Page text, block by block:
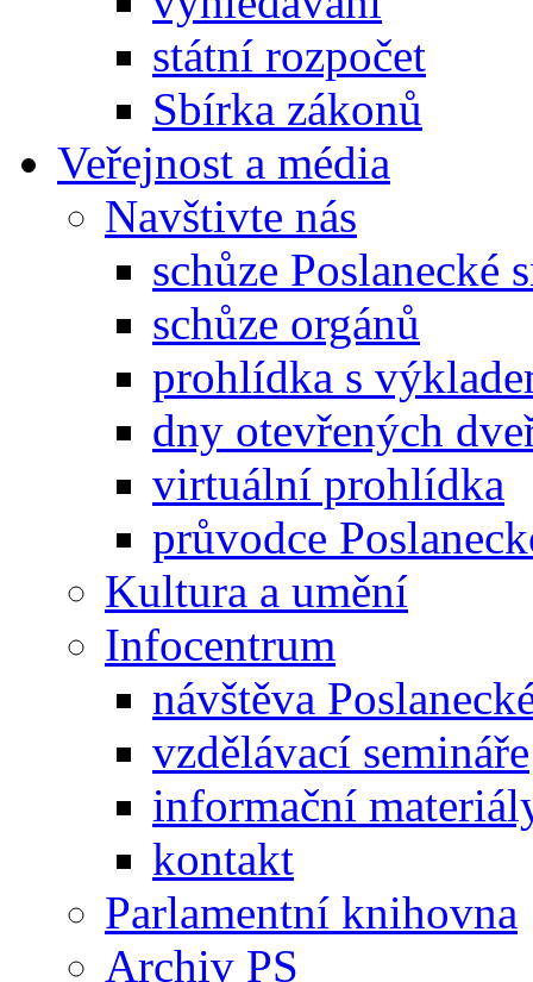
státní rozpočet
Sbírka zákonů
Veřejnost a média
Navštivte nás
schůze Poslanecké
schůze orgánů
prohlídka s
dny otevřených
virtuální prohlídka
průvodce
Kultura a umění
Infocentrum
návštěva
vzdělávací semináře
informační
kontakt
Parlamentní knihovna
Archiv PS